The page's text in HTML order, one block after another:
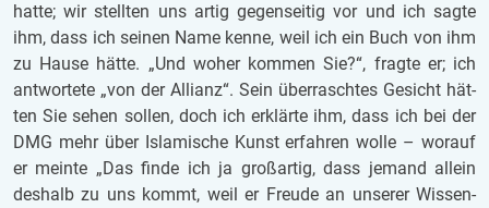
hatte; wir stell­ten uns artig ge­gen­sei­tig vor und ich sagte
ihm, dass ich sei­nen Name kenne, weil ich ein Buch von ihm
zu Hause hätte. „Und woher kom­men Sie?“, frag­te er; ich
ant­wor­te­te „von der Al­li­anz“. Sein über­rasch­tes Ge­sicht hät­
ten Sie sehen sol­len, doch ich er­klär­te ihm, dass ich bei der
DMG mehr über Is­la­mi­sche Kunst er­fah­ren wolle – wor­auf
er mein­te „Das finde ich ja groß­ar­tig, dass je­mand al­lein
des­halb zu uns kommt, weil er Freu­de an un­se­rer Wis­sen­